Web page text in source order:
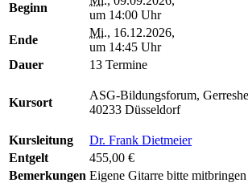
Beginn
um 14:00 Uhr
Ende
Mi., 16.12.2026,
um 14:45 Uhr
Dauer
13 Termine
Kursort
ASG-Bildungsforum,
40233 Düsseldorf
Kursleitung
Dr. Frank Dietmeier
Entgelt
455,00 €
Bemerkungen Eigene Gitarre bitte mitbringen